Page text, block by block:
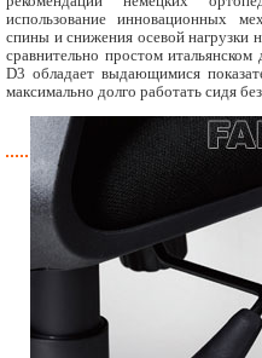
использование инновационных
спины и снижения осевой нагрузки
сравнительно простом
D3 обладает выдающимися
максимально долго работать сидя